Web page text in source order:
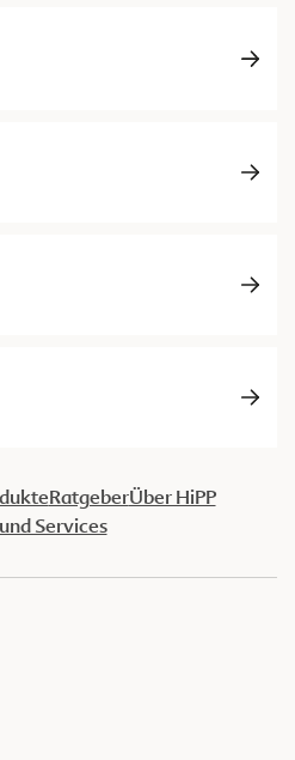
RatgeberÜber HiPP
Services